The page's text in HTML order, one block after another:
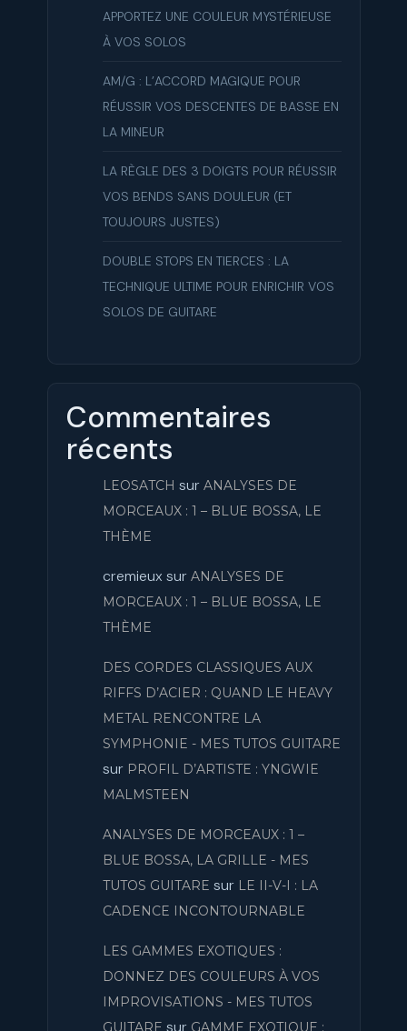
APPORTEZ UNE COULEUR MYSTÉRIEUSE
À VOS SOLOS
AM/G : L’ACCORD MAGIQUE POUR
RÉUSSIR VOS DESCENTES DE BASSE EN
LA MINEUR
LA RÈGLE DES 3 DOIGTS POUR RÉUSSIR
VOS BENDS SANS DOULEUR (ET
TOUJOURS JUSTES)
DOUBLE STOPS EN TIERCES : LA
TECHNIQUE ULTIME POUR ENRICHIR VOS
SOLOS DE GUITARE
Commentaires
récents
LEOSATCH sur ANALYSES DE
MORCEAUX : 1 – BLUE BOSSA, LE
THÈME
cremieux sur ANALYSES DE
MORCEAUX : 1 – BLUE BOSSA, LE
THÈME
DES CORDES CLASSIQUES AUX
RIFFS D’ACIER : QUAND LE HEAVY
METAL RENCONTRE LA
SYMPHONIE - MES TUTOS GUITARE
sur PROFIL D’ARTISTE : YNGWIE
MALMSTEEN
ANALYSES DE MORCEAUX : 1 –
BLUE BOSSA, LA GRILLE - MES
TUTOS GUITARE sur LE II-V-I : LA
CADENCE INCONTOURNABLE
LES GAMMES EXOTIQUES :
DONNEZ DES COULEURS À VOS
IMPROVISATIONS - MES TUTOS
GUITARE sur GAMME EXOTIQUE :